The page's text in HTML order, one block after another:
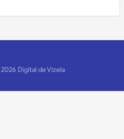
2026 Digital de Vizela